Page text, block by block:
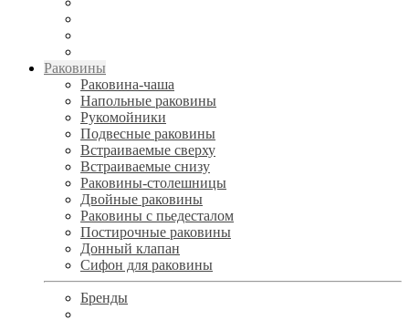
Раковины
Раковина-чаша
Напольные раковины
Рукомойники
Подвесные раковины
Встраиваемые сверху
Встраиваемые снизу
Раковины-столешницы
Двойные раковины
Раковины с пьедесталом
Постирочные раковины
Донный клапан
Сифон для раковины
Бренды